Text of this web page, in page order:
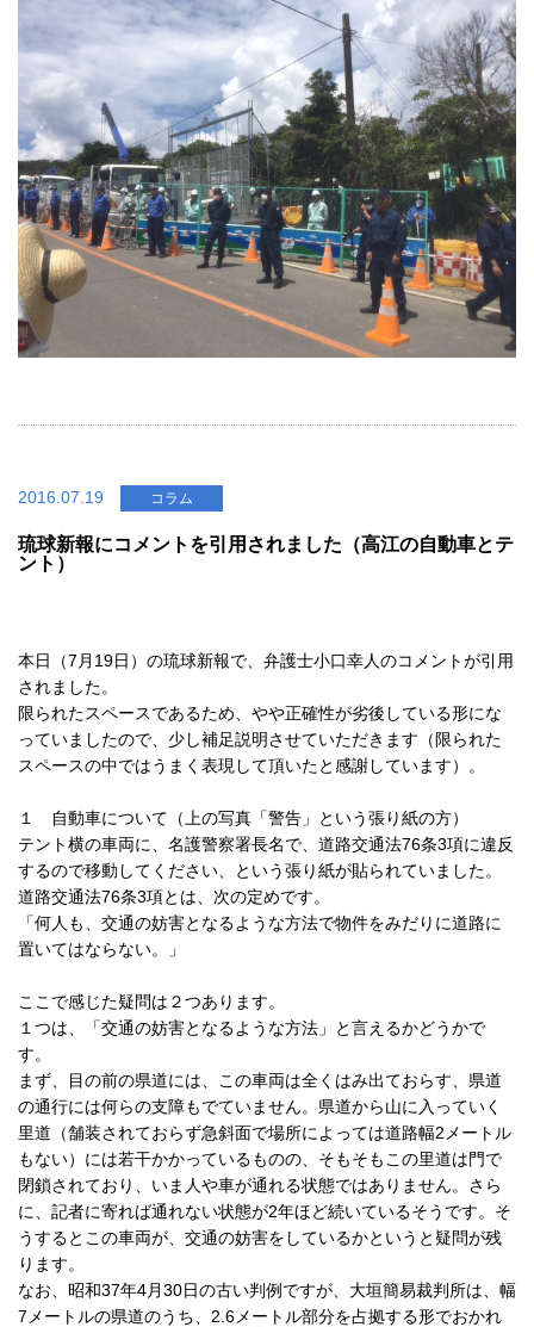
2016.07.19 コラム
琉球新報にコメントを引用されました（高江の自動車とテ
ント）
本日（7月19日）の琉球新報で、弁護士小口幸人のコメントが引用
されました。
限られたスペースであるため、やや正確性が劣後している形にな
っていましたので、少し補足説明させていただきます（限られた
スペースの中ではうまく表現して頂いたと感謝しています）。
１ 自動車について（上の写真「警告」という張り紙の方）
テント横の車両に、名護警察署長名で、道路交通法76条3項に違反
するので移動してください、という張り紙が貼られていました。
道路交通法76条3項とは、次の定めです。
「何人も、交通の妨害となるような方法で物件をみだりに道路に
置いてはならない。」
ここで感じた疑問は２つあります。
１つは、「交通の妨害となるような方法」と言えるかどうかで
す。
まず、目の前の県道には、この車両は全くはみ出ておらす、県道
の通行には何らの支障もでていません。県道から山に入っていく
里道（舗装されておらず急斜面で場所によっては道路幅2メートル
もない）には若干かかっているものの、そもそもこの里道は門で
閉鎖されており、いま人や車が通れる状態ではありません。さら
に、記者に寄れば通れない状態が2年ほど続いているそうです。そ
うするとこの車両が、交通の妨害をしているかというと疑問が残
ります。
なお、昭和37年4月30日の古い判例ですが、大垣簡易裁判所は、幅
7メートルの県道のうち、2.6メートル部分を占拠する形でおかれ